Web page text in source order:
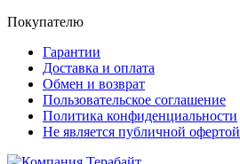
Покупателю
Гарантии
Доставка и оплата
Обмен и возврат
Пользовательское соглашение
Политика конфиденциальности
Не является публичной офертой